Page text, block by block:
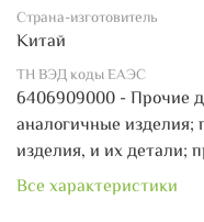
Страна-изготовитель
Китай
ТН ВЭД коды ЕАЭС
6406909000 - Прочие
аналогичные
изделия, и их детали;
Все характеристики